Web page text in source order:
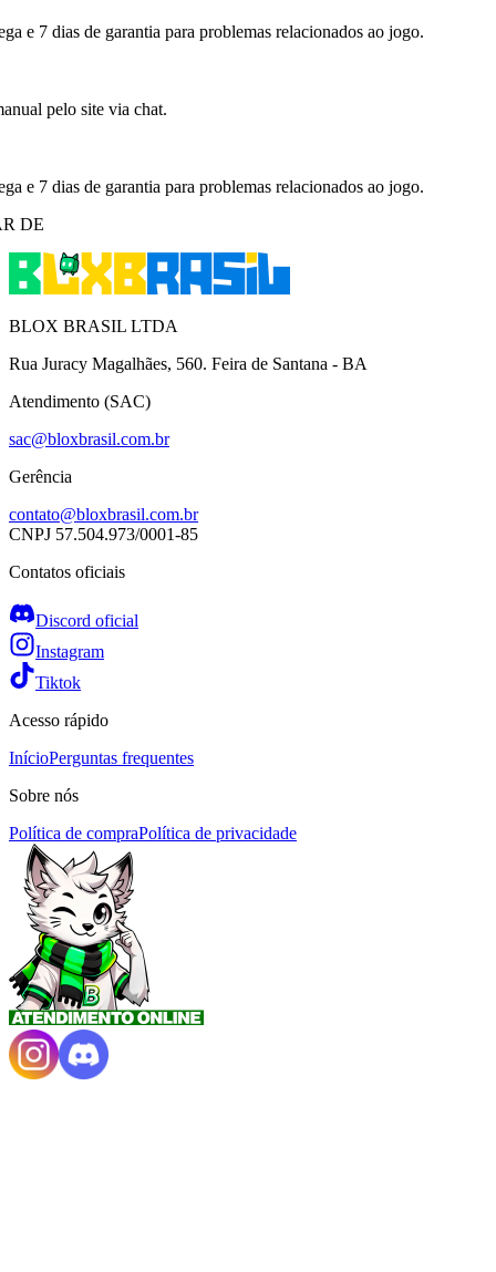
e 7 dias de garantia para problemas relacionados ao jogo.
pelo site via chat.
e 7 dias de garantia para problemas relacionados ao jogo.
DE
BLOX BRASIL LTDA
Rua Juracy Magalhães, 560. Feira de Santana - BA
Atendimento (SAC)
sac@bloxbrasil.com.br
Gerência
contato@bloxbrasil.com.br
CNPJ 57.504.973/0001-85
Contatos oficiais
Discord oficial
Instagram
Tiktok
Acesso rápido
InícioPerguntas frequentes
Sobre nós
Política de compraPolítica de privacidade